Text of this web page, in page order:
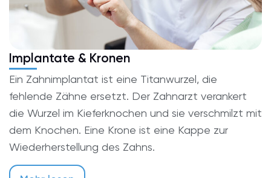
Implantate & Kronen
Ein Zahnimplantat ist eine Titanwurzel, die
fehlende Zähne ersetzt. Der Zahnarzt verankert
die Wurzel im Kieferknochen und sie verschmilzt mit
dem Knochen. Eine Krone ist eine Kappe zur
Wiederherstellung des Zahns.